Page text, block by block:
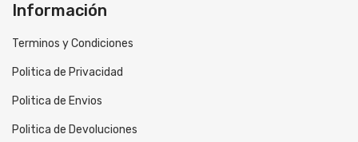
Información
Terminos y Condiciones
Politica de Privacidad
Politica de Envios
Politica de Devoluciones